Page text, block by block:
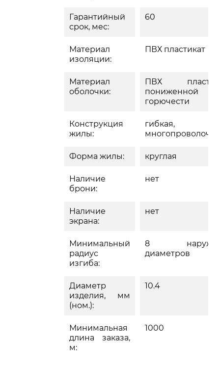
Гарантийный
срок, мес:
60
Материал
изоляции:
ПВХ пластикат
Материал
оболочки:
ПВХ
пониженной
горючести
Конструкция
жилы:
гибкая,
Форма жилы: круглая
Наличие
брони:
нет
Наличие
экрана:
нет
Минимальный
радиус
изгиба:
8
диаметров
Диаметр
изделия, мм
(ном.):
10.4
Минимальная
длина заказа,
м:
1000